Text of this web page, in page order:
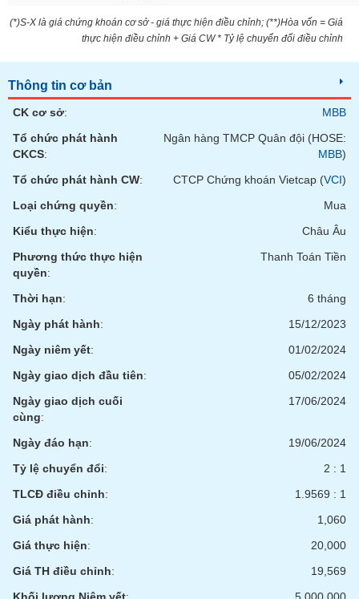
tích
thuật
Hồ
sơ
doanh
nghiệp
Tin
tức
kiện
Tài
liệu
lý
thị
(*)S-X là giá chứng khoán cơ sở - giá thực hiện điều chỉnh; (**)Hòa vốn = Giá
thực hiện điều chỉnh + Giá CW * Tỷ lệ chuyển đổi điều chỉnh
Thông tin cơ bản
CK cơ sở:
MBB
Tổ chức phát hành
CKCS:
Ngân hàng TMCP Quân đội (HOSE:
MBB)
Tổ chức phát hành CW: CTCP Chứng khoán Vietcap (VCI)
Loại chứng quyền:
Mua
Kiểu thực hiện:
Châu Âu
Phương thức thực hiện
quyền:
Thanh Toán Tiền
Thời hạn:
6 tháng
Ngày phát hành:
15/12/2023
Ngày niêm yết:
01/02/2024
Ngày giao dịch đầu tiên:
05/02/2024
Ngày giao dịch cuối
cùng:
17/06/2024
Ngày đáo hạn:
19/06/2024
Tỷ lệ chuyển đổi:
2 : 1
TLCĐ điều chỉnh:
1.9569 : 1
Giá phát hành:
1,060
Giá thực hiện:
20,000
Giá TH điều chỉnh:
19,569
NGUYÊN
VẬT
CÔNG
NGHIỆP
TIÊU
DÙNG
THIẾT
YẾU
DÙNG
THIẾT